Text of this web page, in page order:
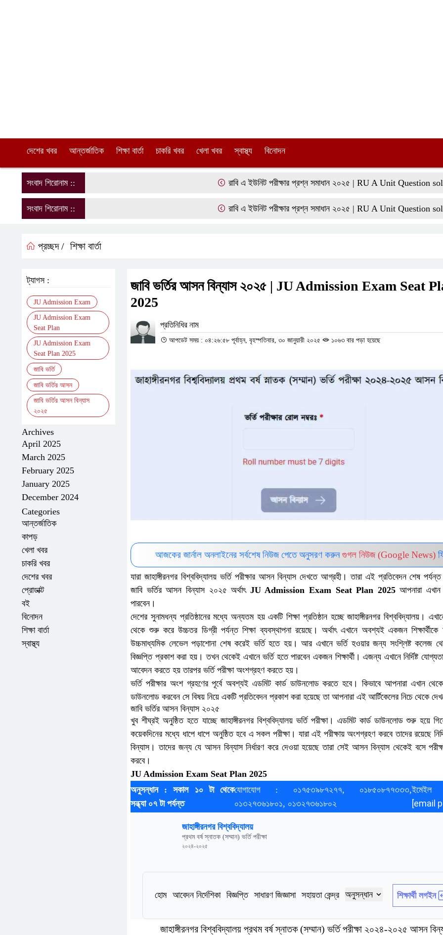
দেশের খবর আন্তর্জাতিক শিক্ষা বার্তা চাকরি খবর খেলা খবর স্বাস্থ্য বিনোদন
সংবাদ শিরোনাম :: রাবি এ ইউনিট পরীক্ষার প্রশ্ন সমাধান ২০২৫ | RU A Unit Question solution
সংবাদ শিরোনাম :: রাবি এ ইউনিট পরীক্ষার প্রশ্ন সমাধান ২০২৫ | RU A Unit Question solution
প্রচ্ছদ / শিক্ষা বার্তা
জাবি ভর্তির আসন বিন্যাস ২০২৫ | JU Admission Exam Seat
2025
প্রতিনিধির নাম
আপডেট সময় : ০৪:২৬:৫৮ পূর্বাহ্ন, বৃহস্পতিবার, ৩০ জানুয়ারী ২০২৫ ১০৬৩ বার পড়া হয়েছে
আজকের জার্নাল অনলাইনের সর্বশেষ নিউজ পেতে অনুসরণ করুনগুগল নিউজ (Google News)
যারা জাহাঙ্গীরনগর বিশ্ববিদ্যালয় ভর্তি পরীক্ষার আসন বিন্যাস দেখতে আগ্রহী। তারা এই প্রতিবেদন শেষ
জাবি ভর্তির আসন বিন্যাস ২০২৫ অর্থাৎ JU Admission Exam Seat Plan 2025আপনারা এখান
পারবেন।
দেশের সুনামধন্য প্রতিষ্ঠানের মধ্যে অন্যতম হয় একটি শিক্ষা প্রতিষ্ঠান হচ্ছে জাহাঙ্গীরনগর বিশ্ববিদ্যালয়।
থেকে শুরু করে উচ্চতর ডিগ্রী পর্যন্ত শিক্ষা ব্যবস্থাপনা রয়েছে। অর্থাৎ এখানে অবশ্যই একজন শিক্ষার্থীকে
উচ্চমাধ্যমিক লেভেল পড়াশোনা শেষ করেই ভর্তি হতে হয়। আর এখানে ভর্তি হওয়ার জন্য সংশ্লিষ্ট কলেজ
বিজ্ঞপ্তি প্রকাশ করা হয়। তখন থেকেই এখানে ভর্তি হতে পারবেন একজন শিক্ষার্থী। এজন্য এখানে নির্দিষ্ট
আবেদন করতে হয় তারপর ভর্তি পরীক্ষা অংশগ্রহণ করতে হয়।
ভর্তি পরীক্ষার অংশ গ্রহণের পূর্বে অবশ্যই এডমিট কার্ড ডাউনলোড করতে হবে। কিভাবে আপনারা এখান
ডাউনলোড করবেন সে বিষয় নিয়ে একটি প্রতিবেদন প্রকাশ করা হয়েছে তা আপনারা এই আর্টিকেলের নিচে থেকে
জাবি ভর্তির আসন বিন্যাস ২০২৫
খুব শীঘ্রই অনুষ্ঠিত হতে যাচ্ছে জাহাঙ্গীরনগর বিশ্ববিদ্যালয় ভর্তি পরীক্ষা। এডমিট কার্ড ডাউনলোড শুরু হয়ে
কয়েকদিনের মধ্যে ধাপে ধাপে অনুষ্ঠিত হবে এ সকল পরীক্ষা। যারা এই পরীক্ষায় অংশগ্রহণ করবে তাদের রয়েছে
বিন্যাস। তাদের জন্য যে আসন বিন্যাস নির্ধারণ করে দেওয়া হয়েছে তারা সেই আসন বিন্যাস থেকেই বসে
করবে।
JU Admission Exam Seat Plan 2025
অনুসন্ধান : সকাল ১০ টা থেকে
সন্ধ্যা ০৭ টা পর্যন্ত
যোগাযোগ : ০১৭৫৩৯৮৭২৭৭, ০১৮৫০৮৭৭৩৩৩,
০১৩২৭৩৬১৮০১, ০১৩২৭৩৬১৮০২
[email
জাহাঙ্গীরনগর বিশ্ববিদ্যালয়
প্রথম বর্ষ স্নাতক (সম্মান) ভর্তি পরীক্ষা
২০২৪-২০২৫
হোম আবেদন নির্দেশিকা বিজ্ঞপ্তি সাধারণ জিজ্ঞাসা সহায়তা কেন্দ্র অনুসন্ধান শিক্ষার্থী লগইন
জাহাঙ্গীরনগর বিশ্ববিদ্যালয় প্রথম বর্ষ স্নাতক (সম্মান) ভর্তি পরীক্ষা ২০২৪-২০২৫ আসন
ট্যাগস :
JU Admission Exam
JU Admission Exam
Seat Plan
JU Admission Exam
Seat Plan 2025
জাবি ভর্তি
জাবি ভর্তির আসন
জাবি ভর্তির আসন বিন্যাস
২০২৫
Archives
April 2025
March 2025
February 2025
January 2025
December 2024
Categories
আন্তর্জাতিক
কাপড়
খেলা খবর
চাকরি খবর
দেশের খবর
প্রোডাক্ট
বই
বিনোদন
শিক্ষা বার্তা
স্বাস্থ্য